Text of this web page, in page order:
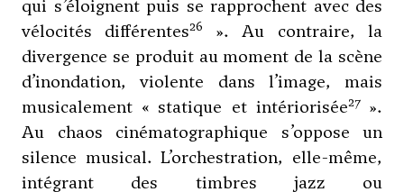
qui s’éloignent puis se rapprochent avec des
vélocités différentes26
». Au contraire, la
divergence se produit au moment de la scène
d’inondation, violente dans l’image, mais
musicalement « statique et intériorisée27».
Au chaos cinématographique s’oppose un
silence musical. L’orchestration, elle-même,
intégrant des timbres jazz ou